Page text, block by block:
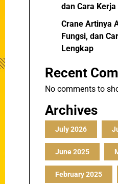
dan Cara
Crane Artinya
Fungsi, dan
Lengkap
Recent
No comments to
Archives
July 2026
June 2025
February 2025